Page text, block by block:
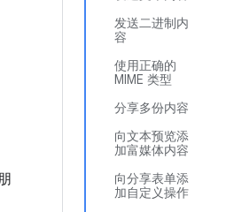
发送二进制内
容
使用正确的
MIME 类型
分享多份内容
向文本预览添
加富媒体内容
向分享表单添
加自定义操作